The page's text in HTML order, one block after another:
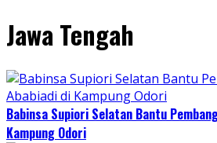
Jawa Tengah
Babinsa Supiori Selatan Bantu
Kampung Odori